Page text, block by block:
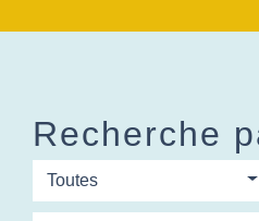
Recherche
Toutes